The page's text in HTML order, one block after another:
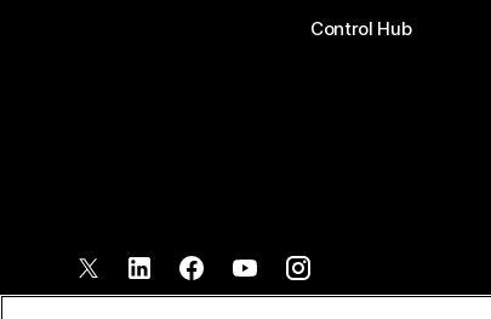
Control Hub